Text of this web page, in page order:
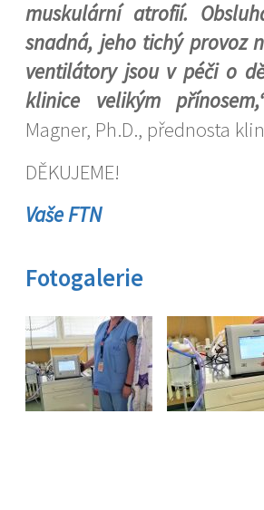
muskulární atrofií.
snadná, jeho tichý provoz
ventilátory jsou v péči o
klinice velikým
Magner, Ph.D., přednosta
DĚKUJEME!
Vaše FTN
Fotogalerie